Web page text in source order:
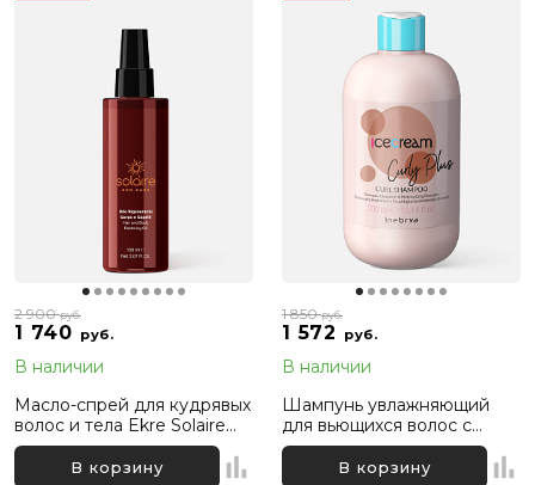
1 740 руб.
2 900руб.
В наличии
Масло-спрей для кудрявых
волос и тела Ekre Solaire
Hair and Body Restoring Oil,
В корзину
1 572 руб.
1 850руб.
В наличии
Шампунь увлажняющий
для вьющихся волос с
экстрактом моринги
Inebrya Ice Cream Curly
В корзину